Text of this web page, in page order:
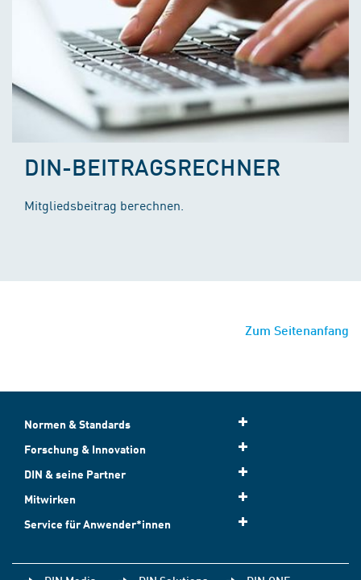
DIN-BEITRAGSRECHNER
Mitgliedsbeitrag berechnen.
Zum Seitenanfang
Normen & Standards
Forschung & Innovation
DIN & seine Partner
Mitwirken
Service für Anwender*innen